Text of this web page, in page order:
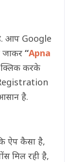
आप Google
“Apna
करके
है.
ऐप कैसा है,
मिल रही है,